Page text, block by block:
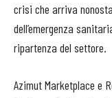
crisi che arriva
dell’emergenza
ripartenza del settore.
Azimut Marketplace e